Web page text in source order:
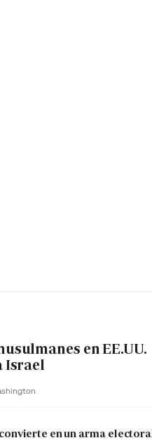
en EE.UU.
Israel
en un arma